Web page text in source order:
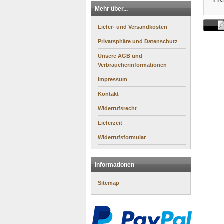
Mehr über...
Liefer- und Versandkosten
Privatsphäre und Datenschutz
Unsere AGB und
Verbraucherinformationen
Impressum
Kontakt
Widerrufsrecht
Lieferzeit
Widerrufsformular
Informationen
Sitemap